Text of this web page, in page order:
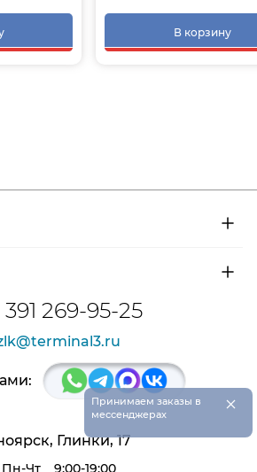
В корзину
391 269-95-25
подшипников
Глинки, 17
Пн-Чт 9:00-19:00
Принимаем заказы в
мессенджерах
×